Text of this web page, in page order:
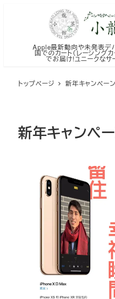
Apple最新動向や未発表デ
国でのカート（レーシング
でお届け!ユニークなサ
トップページ 新年キャンペーン
新年キャンペ